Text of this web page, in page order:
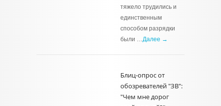
тяжело трудились и
единственным
способом разрядки
были …Далее →
Блиц-опрос от
обозревателей "ЗВ":
"Чем мне дорог